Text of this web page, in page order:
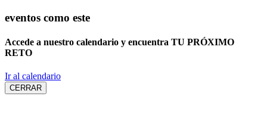
eventos como este
Accede a nuestro calendario y encuentra TU PRÓXIMO
RETO
Ir al calendario
CERRAR